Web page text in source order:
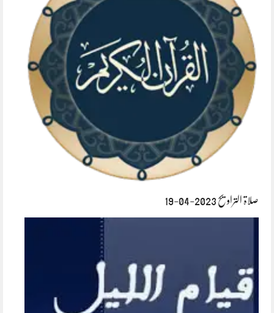
صلاۃ التراویح 2023-04-19